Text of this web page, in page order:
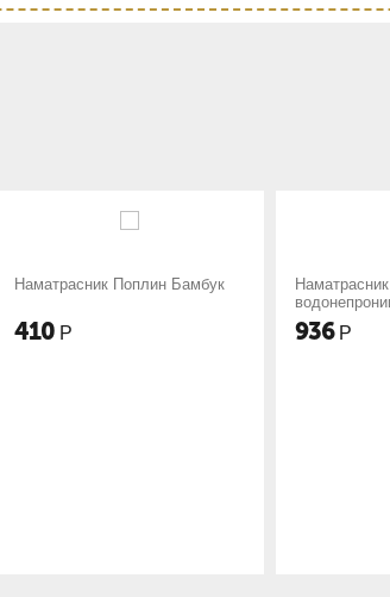
Наматрасник
водонепроницаемый мулетон